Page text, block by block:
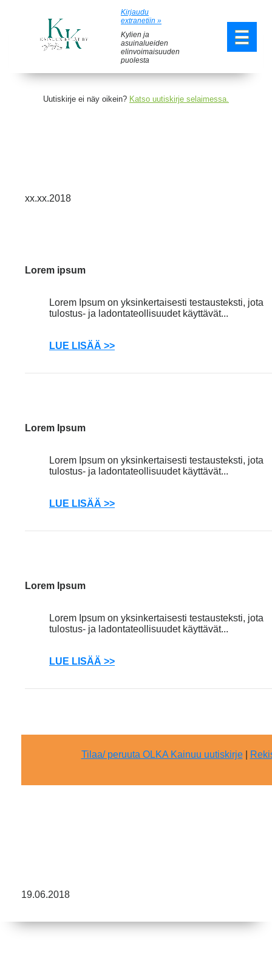
Kirjaudu
extranetiin »
Kylien ja
asuinalueiden
elinvoimaisuuden
puolesta
Uutiskirje ei näy oikein? Katso uutiskirje selaimessa.
xx.xx.2018
Lorem ipsum
Lorem Ipsum on yksinkertaisesti testausteksti, jota
tulostus- ja ladontateollisuudet käyttävät...
LUE LISÄÄ >>
Lorem Ipsum
Lorem Ipsum on yksinkertaisesti testausteksti, jota
tulostus- ja ladontateollisuudet käyttävät...
LUE LISÄÄ >>
Lorem Ipsum
Lorem Ipsum on yksinkertaisesti testausteksti, jota
tulostus- ja ladontateollisuudet käyttävät...
LUE LISÄÄ >>
Tilaa/ peruuta OLKA Kainuu uutiskirje|
19.06.2018